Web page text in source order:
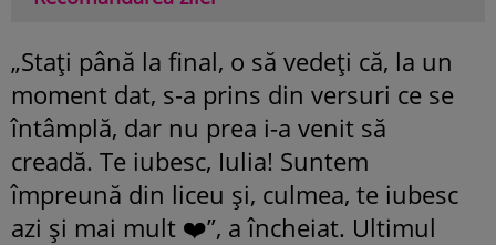
„Stați până la final, o să vedeți că, la un
moment dat, s-a prins din versuri ce se
întâmplă, dar nu prea i-a venit să
creadă. Te iubesc, Iulia! Suntem
împreună din liceu și, culmea, te iubesc
azi și mai mult ❤️”, a încheiat. Ultimul